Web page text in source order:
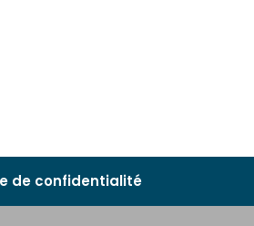
de confidentialité